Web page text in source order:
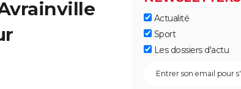
Actualité
Sport
Les dossiers d'actu